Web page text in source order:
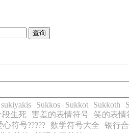
sukiyakis Sukkos Sukkot Sukkoth
段生死 害羞的表情符号 笑的表情
符号????? 数学符号大全 银行